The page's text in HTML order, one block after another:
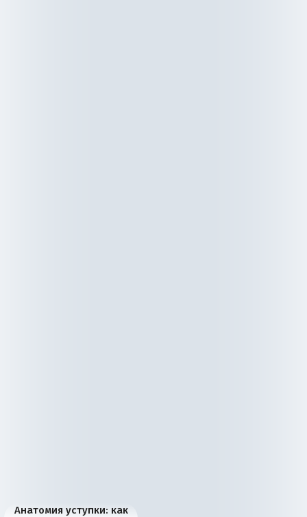
Анатомия уступки: как